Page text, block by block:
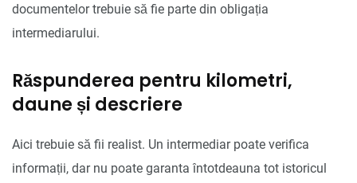
documentelor trebuie să fie parte din obligația
intermediarului.
Răspunderea pentru kilometri,
daune și descriere
Aici trebuie să fii realist. Un intermediar poate verifica
informații, dar nu poate garanta întotdeauna tot istoricul